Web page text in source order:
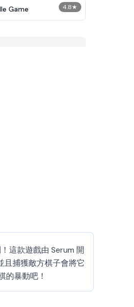
4.8★
Game
這款遊戲由 Serum 開
且捕獲敵方棋子會將它
的暴動吧！